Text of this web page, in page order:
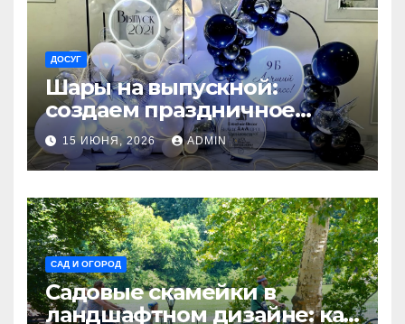
ДОСУГ
Шары на выпускной:
создаем праздничное
настроение
15 ИЮНЯ, 2026 ADMIN
САД И ОГОРОД
Садовые скамейки в
ландшафтном дизайне: как